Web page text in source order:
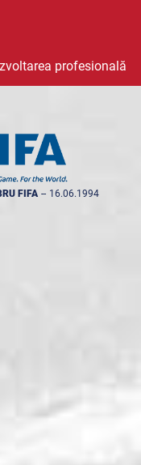
profesională
FIFA -- 16.06.1994